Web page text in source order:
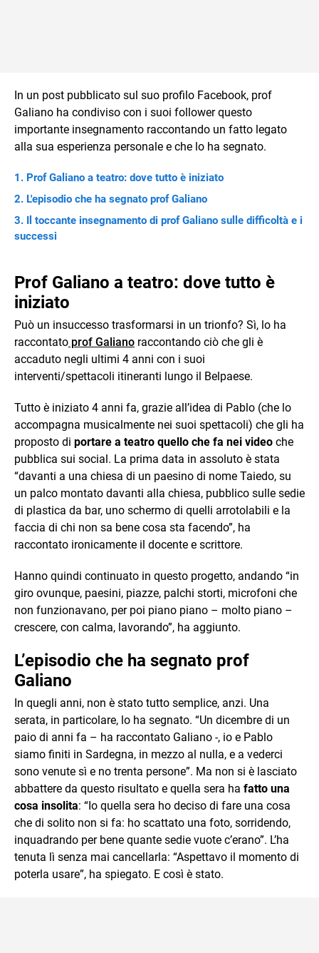
In un post pubblicato sul suo profilo Facebook, prof
Galiano ha condiviso con i suoi follower questo
importante insegnamento raccontando un fatto legato
alla sua esperienza personale e che lo ha segnato.
Prof Galiano a teatro: dove tutto è iniziato
L'episodio che ha segnato prof Galiano
Il toccante insegnamento di prof Galiano sulle difficoltà e i
successi
Prof Galiano a teatro: dove tutto è
iniziato
Può un insuccesso trasformarsi in un trionfo? Sì, lo ha
raccontato prof Galiano raccontando ciò che gli è
accaduto negli ultimi 4 anni con i suoi
interventi/spettacoli itineranti lungo il Belpaese.
Tutto è iniziato 4 anni fa, grazie all’idea di Pablo (che lo
accompagna musicalmente nei suoi spettacoli) che gli ha
proposto di portare a teatro quello che fa nei video che
pubblica sui social. La prima data in assoluto è stata
“davanti a una chiesa di un paesino di nome Taiedo, su
un palco montato davanti alla chiesa, pubblico sulle sedie
di plastica da bar, uno schermo di quelli arrotolabili e la
faccia di chi non sa bene cosa sta facendo”, ha
raccontato ironicamente il docente e scrittore.
Hanno quindi continuato in questo progetto, andando “in
giro ovunque, paesini, piazze, palchi storti, microfoni che
non funzionavano, per poi piano piano – molto piano –
crescere, con calma, lavorando”, ha aggiunto.
L’episodio che ha segnato prof
Galiano
In quegli anni, non è stato tutto semplice, anzi. Una
serata, in particolare, lo ha segnato. “Un dicembre di un
paio di anni fa – ha raccontato Galiano -, io e Pablo
siamo finiti in Sardegna, in mezzo al nulla, e a vederci
sono venute sì e no trenta persone”. Ma non si è lasciato
abbattere da questo risultato e quella sera ha fatto una
cosa insolita: “Io quella sera ho deciso di fare una cosa
che di solito non si fa: ho scattato una foto, sorridendo,
inquadrando per bene quante sedie vuote c’erano”. L’ha
tenuta lì senza mai cancellarla: “Aspettavo il momento di
poterla usare”, ha spiegato. E così è stato.